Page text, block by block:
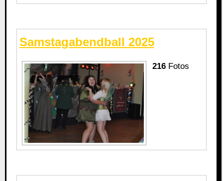
Samstagabendball 2025
216Fotos